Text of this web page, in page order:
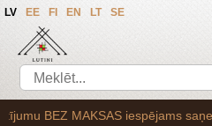
LV EE FI EN LT SE
BEZ MAKSAS iespējams